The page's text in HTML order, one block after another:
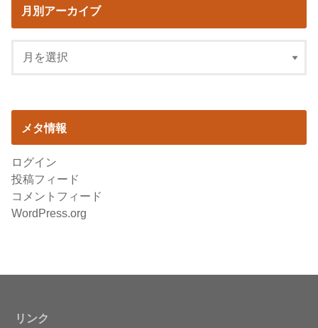
月別アーカイブ
メタ情報
ログイン
投稿フィード
コメントフィード
WordPress.org
リンク